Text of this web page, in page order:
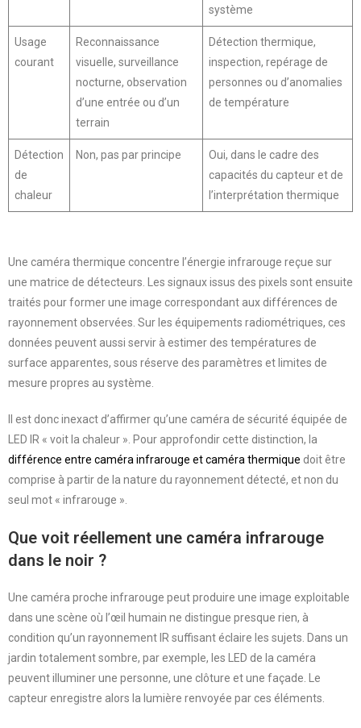
système
Usage
courant
Reconnaissance
visuelle, surveillance
nocturne, observation
d’une entrée ou d’un
terrain
Détection thermique,
inspection, repérage de
personnes ou d’anomalies
de température
Détection
de
chaleur
Non, pas par principe
Oui, dans le cadre des
capacités du capteur et de
l’interprétation thermique
Une caméra thermique concentre l’énergie infrarouge reçue sur
une matrice de détecteurs. Les signaux issus des pixels sont ensuite
traités pour former une image correspondant aux différences de
rayonnement observées. Sur les équipements radiométriques, ces
données peuvent aussi servir à estimer des températures de
surface apparentes, sous réserve des paramètres et limites de
mesure propres au système.
Il est donc inexact d’affirmer qu’une caméra de sécurité équipée de
LED IR « voit la chaleur ». Pour approfondir cette distinction, la
différence entre caméra infrarouge et caméra thermique doit être
comprise à partir de la nature du rayonnement détecté, et non du
seul mot « infrarouge ».
Que voit réellement une caméra infrarouge
dans le noir ?
Une caméra proche infrarouge peut produire une image exploitable
dans une scène où l’œil humain ne distingue presque rien, à
condition qu’un rayonnement IR suffisant éclaire les sujets. Dans un
jardin totalement sombre, par exemple, les LED de la caméra
peuvent illuminer une personne, une clôture et une façade. Le
capteur enregistre alors la lumière renvoyée par ces éléments.